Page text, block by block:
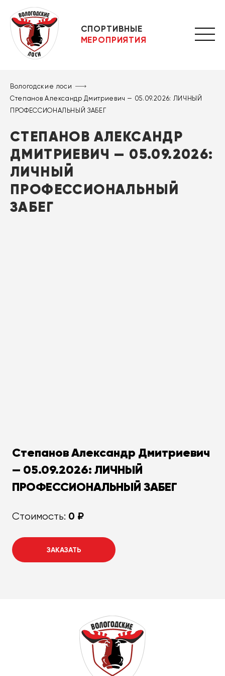
СПОРТИВНЫЕ
МЕРОПРИЯТИЯ
Вологодские лоси
Степанов Александр Дмитриевич — 05.09.2026: ЛИЧНЫЙ
ПРОФЕССИОНАЛЬНЫЙ ЗАБЕГ
СТЕПАНОВ АЛЕКСАНДР
ДМИТРИЕВИЧ — 05.09.2026:
ЛИЧНЫЙ
ПРОФЕССИОНАЛЬНЫЙ
ЗАБЕГ
Степанов Александр Дмитриевич
— 05.09.2026: ЛИЧНЫЙ
ПРОФЕССИОНАЛЬНЫЙ ЗАБЕГ
Стоимость: 0 ₽
ЗАКАЗАТЬ